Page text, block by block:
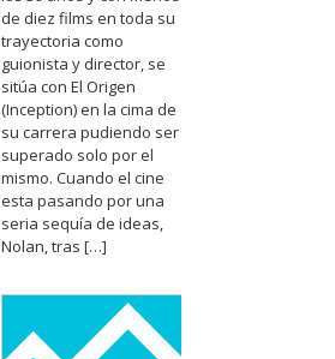
de diez films en toda su
trayectoria como
guionista y director, se
sitúa con El Origen
(Inception) en la cima de
su carrera pudiendo ser
superado solo por el
mismo. Cuando el cine
esta pasando por una
seria sequía de ideas,
Nolan, tras […]